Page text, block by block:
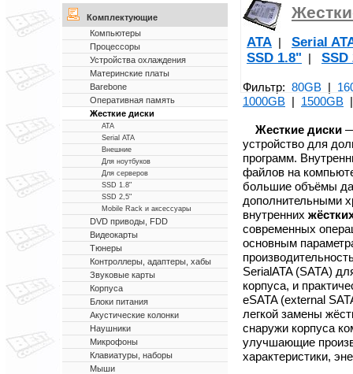
Комплектующие
Компьютеры
Процессоры
Устройства охлаждения
Материнские платы
Barebone
Оперативная память
Жесткие диски
ATA
Serial ATA
Внешние
Для ноутбуков
Для серверов
SSD 1.8"
SSD 2,5"
Mobile Rack и аксессуары
DVD приводы, FDD
Видеокарты
Тюнеры
Контроллеры, адаптеры, хабы
Звуковые карты
Корпуса
Блоки питания
Акустические колонки
Наушники
Микрофоны
Клавиатуры, наборы
Мыши
ATA |
Serial
SSD 1.8" | SSD
Фильтр: 80GB |
1000GB | 1500GB
Жесткие диски
устройство для
программ.
файлов на
большие объёмы
дополнительными
внутренних
современных
основным
SerialATA (SATA)
корпуса, и
eSATA (external
легкой замены
снаружи корпуса
улучшающие
характеристики,